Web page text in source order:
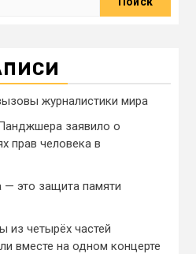
журналистики мира
заявило о
прав человека в
это защита памяти
четырёх частей
вместе на одном концерте